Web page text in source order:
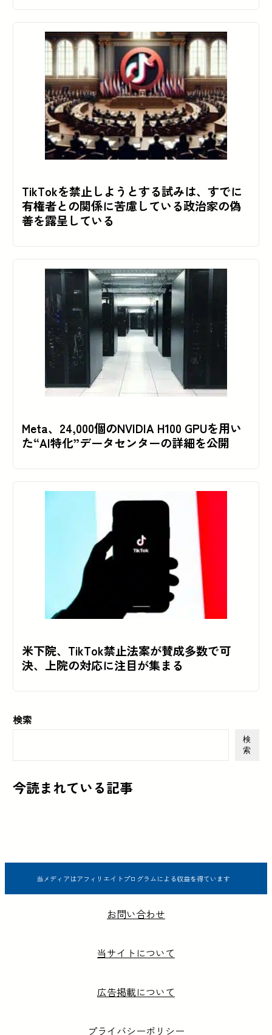
TikTokを禁止しようとする試みは、すでに
有権者との関係に苦慮している政治家の偽
善を露呈している
Meta、24,000個のNVIDIA H100 GPUを用い
た“AI特化”データセンターの詳細を公開
米下院、TikTok禁止法案が賛成多数で可
決、上院の対応に注目が集まる
検索
検
索
今読まれている記事
当メディアはアフィリエイトプログラムによる収益を得ています
お問い合わせ
当サイトについて
広告掲載について
プライバシーポリシー